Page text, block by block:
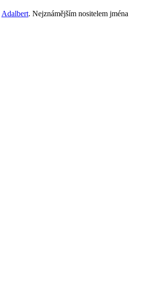
Adalbert. Nejznámějším nositelem jména